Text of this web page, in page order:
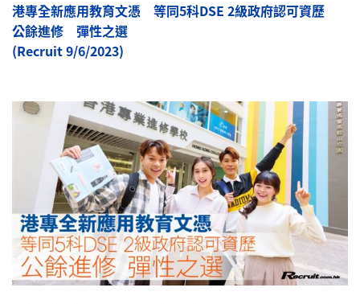
港專全新應用教育文憑 等同5科DSE 2級政府認可資歷
公餘進修 彈性之選
(Recruit 9/6/2023)